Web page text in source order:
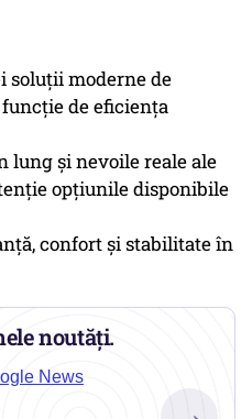
soluții moderne de
de eficiența
lung și nevoile reale ale
opțiunile disponibile
confort și stabilitate în
noutăți.
News